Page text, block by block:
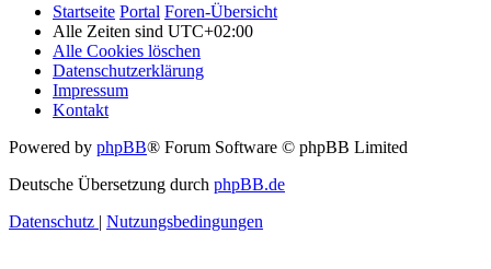
Startseite Portal Foren-Übersicht
Alle Zeiten sind UTC+02:00
Alle Cookies löschen
Datenschutzerklärung
Impressum
Kontakt
Powered by phpBB® Forum Software © phpBB Limited
Deutsche Übersetzung durch phpBB.de
Datenschutz | Nutzungsbedingungen